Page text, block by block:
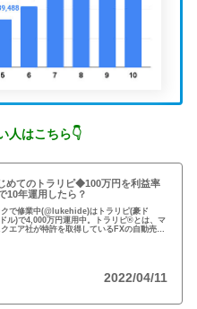
人はこちら👇
めてのトラリピ◆100万円を利益率
10年運用したら？
で修業中(@lukehide)はトラリピ(豪ド
ル)で4,000万円運用中。トラリピ®とは、マ
エア社が特許を取得しているFXの自動売買
2022/04/11